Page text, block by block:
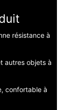
résistance à
autres objets à
confortable à